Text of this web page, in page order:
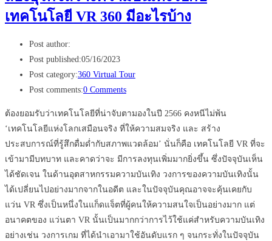
เทคโนโลยี VR 360 มีอะไรบ้าง
Post author:
Post published:05/16/2023
Post category:360 Virtual Tour
Post comments:0 Comments
ต้องยอมรับว่าเทคโนโลยีที่น่าจับตามองในปี 2566 คงหนีไม่พ้น
‘เทคโนโลยีแห่งโลกเสมือนจริง ที่ให้ความสมจริง และ สร้าง
ประสบการณ์ที่รู้สึกดื่มด่ำกับสภาพแวดล้อม’ นั่นก็คือ เทคโนโลยี VR ที่จะ
เข้ามามีบทบาท และคาดว่าจะ มีการลงทุนเพิ่มมากยิ่งขึ้น ซึ่งปัจจุบันเห็น
ได้ชัดเจน ในด้านอุตสาหกรรมความบันเทิง วงการของความบันเทิงนั้น
ได้เปลี่ยนไปอย่างมากจากในอดีต และในปัจจุบันคุณอาจจะคุ้นเคยกับ
แว่น VR ซึ่งเป็นหนึ่งในแก็ดแจ็ตที่ผู้คนให้ความสนใจเป็นอย่างมาก แต่
อนาคตของ แว่นตา VR นั้นเป็นมากกว่าการไว้ใช้แค่สำหรับความบันเทิง
อย่างเช่น วงการเกม ที่ได้นำเอามาใช้อันดับแรก ๆ จนกระทั่งในปัจจุบัน